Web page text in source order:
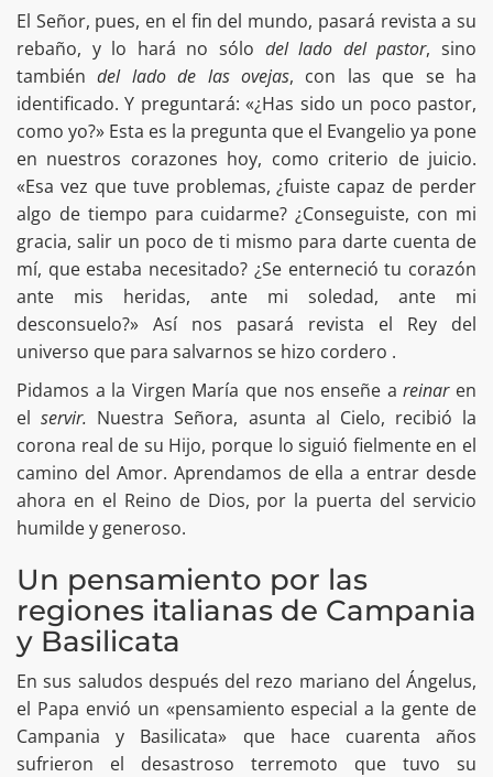
El Señor, pues, en el fin del mundo, pasará revista a su
rebaño, y lo hará no sólo del lado del pastor, sino
tambiéndel lado de las ovejas, con las que se ha
identificado. Y preguntará: «¿Has sido un poco pastor,
como yo?» Esta es la pregunta que el Evangelio ya pone
en nuestros corazones hoy, como criterio de juicio.
«Esa vez que tuve problemas, ¿fuiste capaz de perder
algo de tiempo para cuidarme? ¿Conseguiste, con mi
gracia, salir un poco de ti mismo para darte cuenta de
mí, que estaba necesitado? ¿Se enterneció tu corazón
ante mis heridas, ante mi soledad, ante mi
desconsuelo?» Así nos pasará revista el Rey del
universo que para salvarnos se hizo cordero .
Pidamos a la Virgen María que nos enseñe areinar en
elservir. Nuestra Señora, asunta al Cielo, recibió la
corona real de su Hijo, porque lo siguió fielmente en el
camino del Amor. Aprendamos de ella a entrar desde
ahora en el Reino de Dios, por la puerta del servicio
humilde y generoso.
Un pensamiento por las
regiones italianas de Campania
y Basilicata
En sus saludos después del rezo mariano del Ángelus,
el Papa envió un «pensamiento especial a la gente de
Campania y Basilicata» que hace cuarenta años
sufrieron el desastroso terremoto que tuvo su